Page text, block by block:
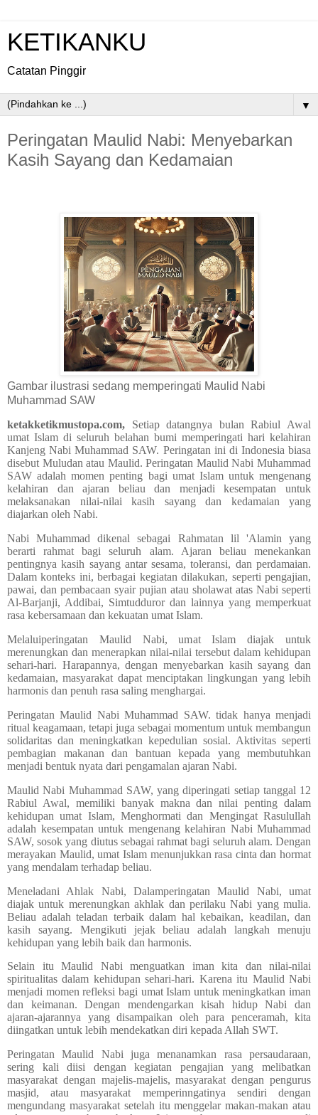
KETIKANKU
Catatan Pinggir
▼
Peringatan Maulid Nabi: Menyebarkan
Kasih Sayang dan Kedamaian
Gambar ilustrasi sedang memperingati Maulid Nabi
Muhammad SAW
ketakketikmustopa.com, Setiap datangnya bulan Rabiul Awal
umat Islam di seluruh belahan bumi memperingati hari kelahiran
Kanjeng Nabi Muhammad SAW. Peringatan ini di Indonesia biasa
disebut Muludan atau Maulid. Peringatan Maulid Nabi Muhammad
SAW adalah momen penting bagi umat Islam untuk mengenang
kelahiran dan ajaran beliau dan menjadi kesempatan untuk
melaksanakan nilai-nilai kasih sayang dan kedamaian yang
diajarkan oleh Nabi.
Nabi Muhammad dikenal sebagai Rahmatan lil 'Alamin yang
berarti rahmat bagi seluruh alam. Ajaran beliau menekankan
pentingnya kasih sayang antar sesama, toleransi, dan perdamaian.
Dalam konteks ini, berbagai kegiatan dilakukan, seperti pengajian,
pawai, dan pembacaan syair pujian atau sholawat atas Nabi seperti
Al-Barjanji, Addibai, Simtudduror dan lainnya yang memperkuat
rasa kebersamaan dan kekuatan umat Islam.
Melaluiperingatan Maulid Nabi, umat Islam diajak untuk
merenungkan dan menerapkan nilai-nilai tersebut dalam kehidupan
sehari-hari. Harapannya, dengan menyebarkan kasih sayang dan
kedamaian, masyarakat dapat menciptakan lingkungan yang lebih
harmonis dan penuh rasa saling menghargai.
Peringatan Maulid Nabi Muhammad SAW. tidak hanya menjadi
ritual keagamaan, tetapi juga sebagai momentum untuk membangun
solidaritas dan meningkatkan kepedulian sosial. Aktivitas seperti
pembagian makanan dan bantuan kepada yang membutuhkan
menjadi bentuk nyata dari pengamalan ajaran Nabi.
Maulid Nabi Muhammad SAW, yang diperingati setiap tanggal 12
Rabiul Awal, memiliki banyak makna dan nilai penting dalam
kehidupan umat Islam, Menghormati dan Mengingat Rasulullah
adalah kesempatan untuk mengenang kelahiran Nabi Muhammad
SAW, sosok yang diutus sebagai rahmat bagi seluruh alam. Dengan
merayakan Maulid, umat Islam menunjukkan rasa cinta dan hormat
yang mendalam terhadap beliau.
Meneladani Ahlak Nabi, Dalamperingatan Maulid Nabi, umat
diajak untuk merenungkan akhlak dan perilaku Nabi yang mulia.
Beliau adalah teladan terbaik dalam hal kebaikan, keadilan, dan
kasih sayang. Mengikuti jejak beliau adalah langkah menuju
kehidupan yang lebih baik dan harmonis.
Selain itu Maulid Nabi menguatkan iman kita dan nilai-nilai
spiritualitas dalam kehidupan sehari-hari. Karena itu Maulid Nabi
menjadi momen refleksi bagi umat Islam untuk meningkatkan iman
dan keimanan. Dengan mendengarkan kisah hidup Nabi dan
ajaran-ajarannya yang disampaikan oleh para penceramah, kita
diingatkan untuk lebih mendekatkan diri kepada Allah SWT.
Peringatan Maulid Nabi juga menanamkan rasa persaudaraan,
sering kali diisi dengan kegiatan pengajian yang melibatkan
masyarakat dengan majelis-majelis, masyarakat dengan pengurus
masjid, atau masyarakat memperinngatinya sendiri dengan
mengundang masyarakat setelah itu menggelar makan-makan atau